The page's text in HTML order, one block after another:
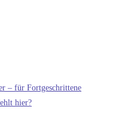
– für Fortgeschrittene
hier?